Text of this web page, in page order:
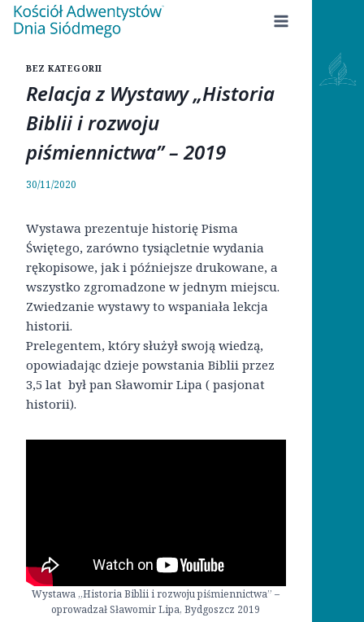
Przejdź
BEZ KATEGORII
Relacja z Wystawy „Historia
Biblii i rozwoju
piśmiennictwa” – 2019
30/11/2020
Wystawa prezentuje historię Pisma
Świętego, zarówno tysiącletnie wydania
rękopisowe, jak i późniejsze drukowane, a
wszystko zgromadzone w jednym miejscu.
Zwiedzanie wystawy to wspaniała lekcja
historii.
Prelegentem, który służył swoją wiedzą,
opowiadając dzieje powstania Biblii przez
3,5 lat był pan Sławomir Lipa ( pasjonat
historii).
Wystawa „Historia Biblii i rozwoju piśmiennictwa” –
oprowadzał Sławomir Lipa, Bydgoszcz 2019